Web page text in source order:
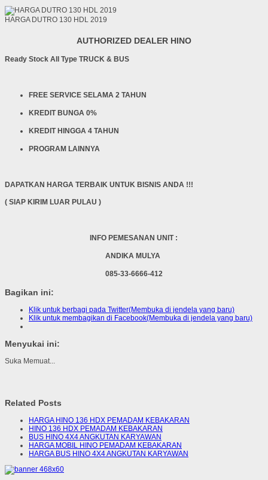
HARGA DUTRO 130 HDL 2019
AUTHORIZED DEALER HINO
Ready Stock All Type TRUCK & BUS
FREE SERVICE SELAMA 2 TAHUN
KREDIT BUNGA 0%
KREDIT HINGGA 4 TAHUN
PROGRAM LAINNYA
DAPATKAN HARGA TERBAIK UNTUK BISNIS ANDA !!!
( SIAP KIRIM LUAR PULAU )
INFO PEMESANAN UNIT :
ANDIKA MULYA
085-33-6666-412
Bagikan ini:
Klik untuk berbagi pada Twitter(Membuka di jendela yang baru)
Klik untuk membagikan di Facebook(Membuka di jendela yang baru)
Menyukai ini:
Suka Memuat...
Related Posts
HARGA HINO 136 HDX PEMADAM KEBAKARAN
HINO 136 HDX PEMADAM KEBAKARAN
BUS HINO 4X4 ANGKUTAN KARYAWAN
HARGA MOBIL HINO PEMADAM KEBAKARAN
HARGA BUS HINO 4X4 ANGKUTAN KARYAWAN